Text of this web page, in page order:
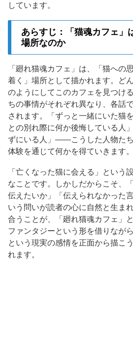
しています。
あらすじ：「猫魂カフェ」
場所なのか
「廻れ猫魂カフェ」は、「猫への
着く」場所として描かれます。ど
のようにしてこのカフェを見つけ
ちの事情がそれぞれ異なり、各話
されます。「ずっと一緒にいた猫
との別れ際に何か後悔している人
ずにいる人」——こうした人物た
体験を通じて何かを得ていきます。
「亡くなった猫に会える」という
なことです。しかしだからこそ、
伝えたいか」「伝えられなかった
いう問いが読者の心に自然と生ま
合うことが、「廻れ猫魂カフェ」
ファンタジーという形を借りなが
という現実の感情を正面から描こ
れます。